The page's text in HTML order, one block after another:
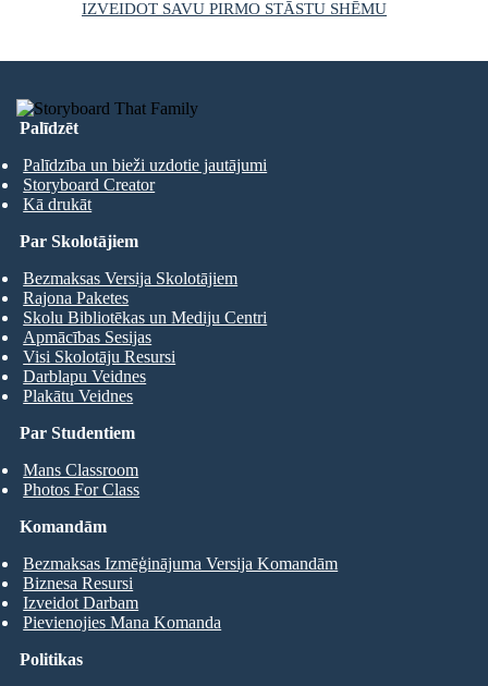
IZVEIDOT SAVU PIRMO STĀSTU SHĒMU
Palīdzēt
Palīdzība un bieži uzdotie jautājumi
Storyboard Creator
Kā drukāt
Par Studentiem
Mans Classroom
Photos For Class
Par Skolotājiem
Bezmaksas Versija Skolotājiem
Rajona Paketes
Skolu Bibliotēkas un Mediju Centri
Apmācības Sesijas
Visi Skolotāju Resursi
Darblapu Veidnes
Plakātu Veidnes
Komandām
Bezmaksas Izmēģinājuma Versija Komandām
Biznesa Resursi
Izveidot Darbam
Pievienojies Mana Komanda
Politikas